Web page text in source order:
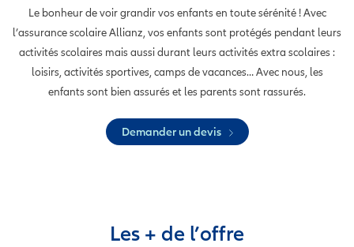
Le bonheur de voir grandir vos enfants en toute sérénité !Avec
l’assurance scolaire Allianz, vos enfants sont protégés pendant leurs
activitésscolaires mais aussi durant leurs activités extra scolaires :
loisirs, activités sportives, camps de vacances…Avec nous, les
enfants sont bien assurés et les parents sont rassurés.
Demander un devis
Les + de l’offre